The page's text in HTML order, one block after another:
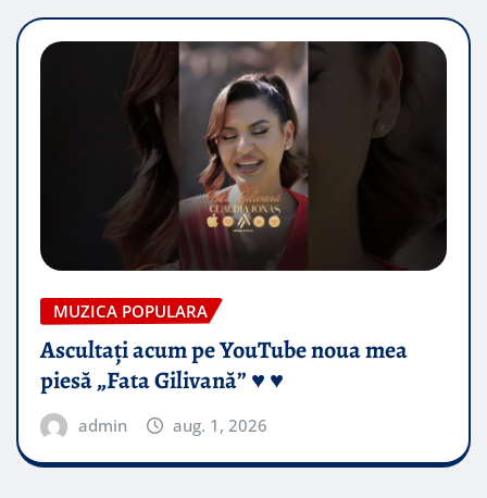
MUZICA POPULARA
Ascultați acum pe YouTube noua mea
piesă „Fata Gilivană” ♥️ ♥️
admin aug. 1, 2026